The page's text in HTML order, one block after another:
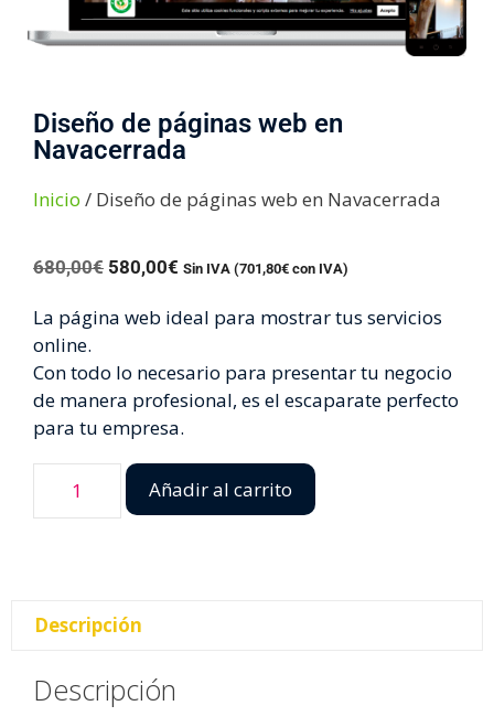
Diseño de páginas web en
Navacerrada
Inicio / Diseño de páginas web en Navacerrada
680,00€ 580,00€ Sin IVA (701,80€ con IVA)
La página web ideal para mostrar tus servicios
online.
Con todo lo necesario para presentar tu negocio
de manera profesional, es el escaparate perfecto
para tu empresa.
Añadir al carrito
Descripción
Descripción